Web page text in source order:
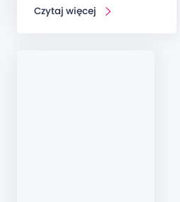
Czytaj więcej